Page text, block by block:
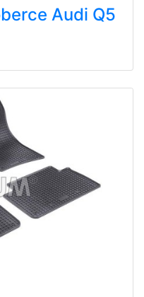
Audi Q5